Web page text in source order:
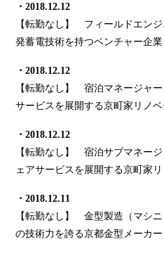
・2018.12.12
【転勤なし】 フィールドエン
発蓄電技術を持つベンチャー企業
・2018.12.12
【転勤なし】
宿泊マネージャ
サービスを展開する京町家リノ
・2018.12.12
【転勤なし】 宿泊サブマネー
ェアサービスを展開する京町家
・2018.12.11
【転勤なし】 金型製造（マ
の技術力を誇る京都金型メーカー